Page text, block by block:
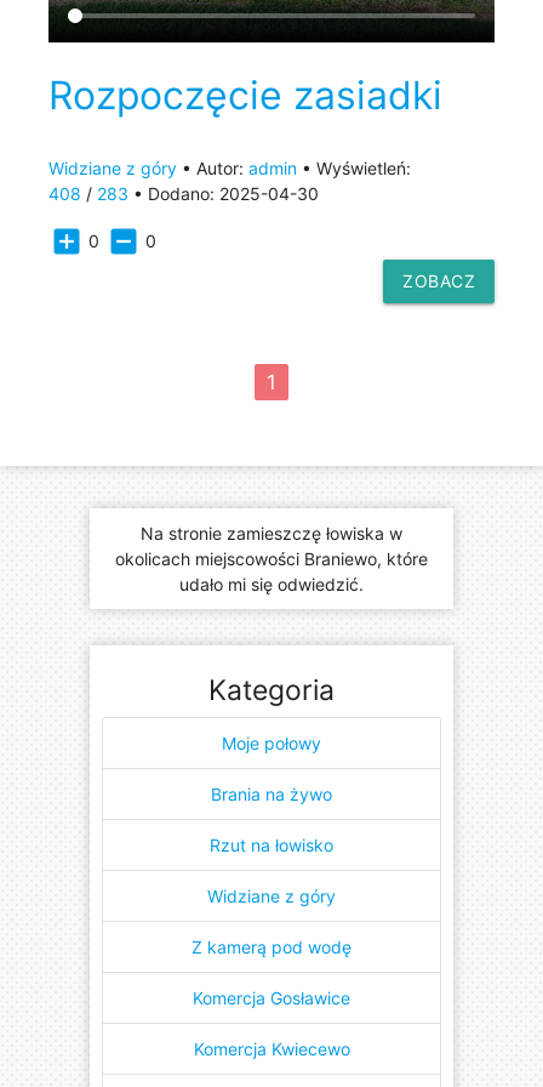
Rozpoczęcie zasiadki
Widziane z góry • Autor: admin • Wyświetleń:
408 / 283 • Dodano: 2025-04-30
add_box 0 indeterminate_check_box 0
ZOBACZ
1
Na stronie zamieszczę łowiska w
okolicach miejscowości Braniewo, które
udało mi się odwiedzić.
Kategoria
Moje połowy
Brania na żywo
Rzut na łowisko
Widziane z góry
Z kamerą pod wodę
Komercja Gosławice
Komercja Kwiecewo